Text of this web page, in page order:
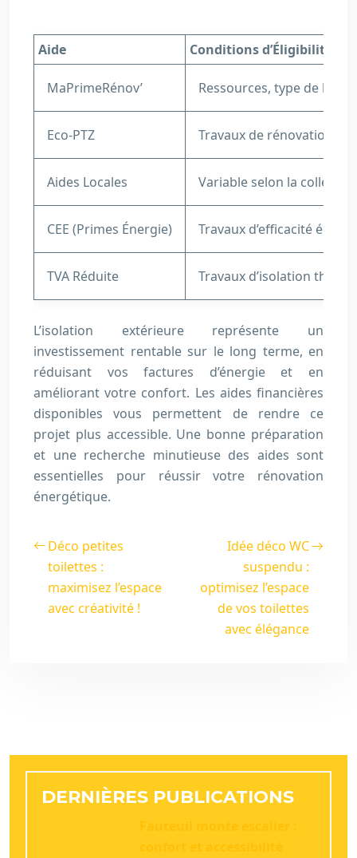
Aide Conditions d’Éligibilité
MaPrimeRénov’ Ressources, type de
Eco-PTZ Travaux de rénovation
Aides Locales Variable selon la
CEE (Primes Énergie) Travaux d’efficacité
TVA Réduite Travaux d’isolation
L’isolation extérieure représente un
investissement rentable sur le long terme, en
réduisant vos factures d’énergie et en
améliorant votre confort. Les aides financières
disponibles vous permettent de rendre ce
projet plus accessible. Une bonne préparation
et une recherche minutieuse des aides sont
essentielles pour réussir votre rénovation
énergétique.
Déco petites
toilettes :
maximisez l’espace
avec créativité !
Idée déco WC
suspendu :
optimisez l’espace
de vos toilettes
avec élégance
DERNIÈRES PUBLICATIONS
Fauteuil monte escalier :
confort et accessibilité